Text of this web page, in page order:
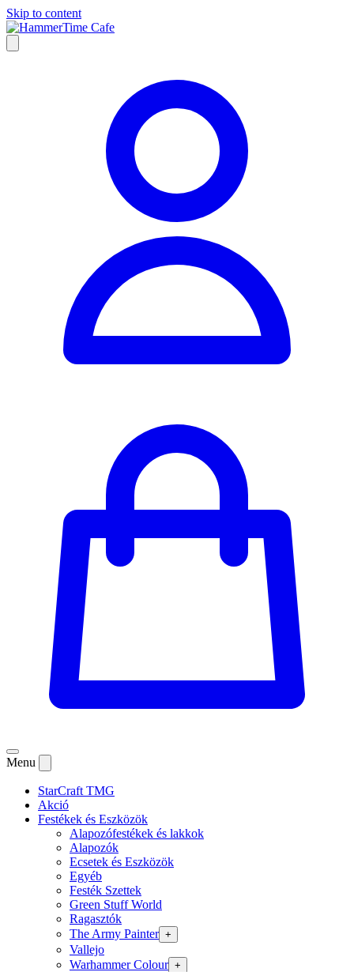
Skip to content
Menu
StarCraft TMG
Akció
Festékek és Eszközök
Alapozófestékek és lakkok
Alapozók
Ecsetek és Eszközök
Egyéb
Festék Szettek
Green Stuff World
Ragasztók
The Army Painter +
Vallejo
Warhammer Colour +